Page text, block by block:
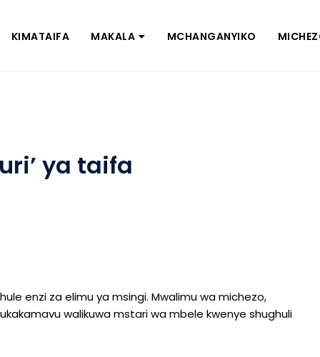
KIMATAIFA MAKALA MCHANGANYIKO
ya taifa
enzi za elimu ya msingi. Mwalimu wa michezo,
walikuwa mstari wa mbele kwenye shughuli